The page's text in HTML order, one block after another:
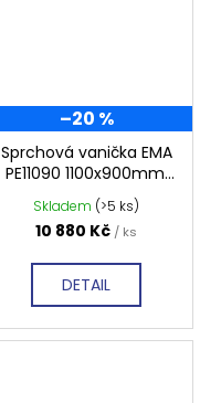
–20 %
Sprchová vanička EMA
PE11090 1100x900mm,
profilovaná
Skladem (>5 ks)
10 880 Kč / ks
DETAIL